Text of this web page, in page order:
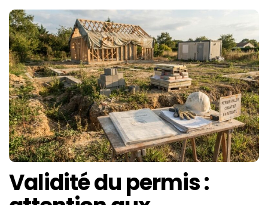
Validité du permis :